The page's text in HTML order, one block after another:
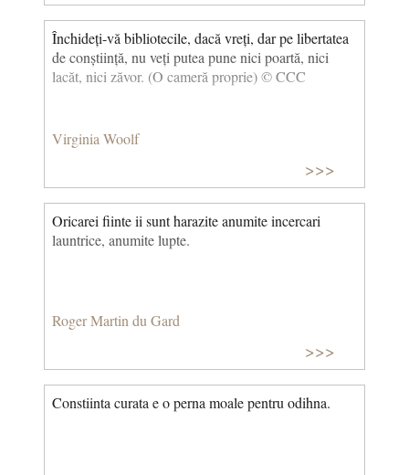
Închideți-vă bibliotecile, dacă vreți, dar pe libertatea
de conștiință, nu veți putea pune nici poartă, nici
lacăt, nici zăvor. (O cameră proprie) © CCC
Virginia Woolf
>>>
Oricarei fiinte ii sunt harazite anumite incercari
launtrice, anumite lupte.
Roger Martin du Gard
>>>
Constiinta curata e o perna moale pentru odihna.